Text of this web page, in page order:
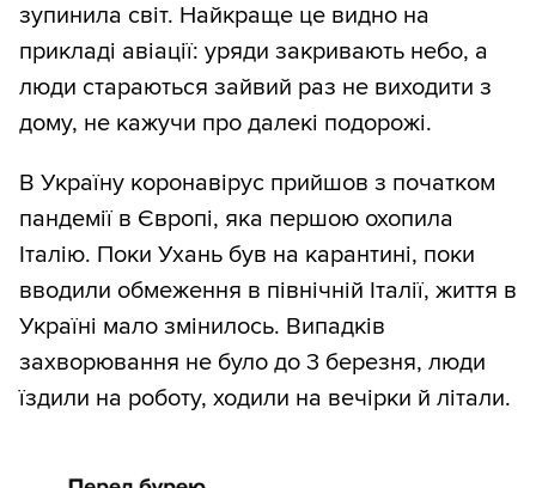
зупинила світ. Найкраще це видно на
прикладі авіації: уряди закривають небо, а
люди стараються зайвий раз не виходити з
дому, не кажучи про далекі подорожі.
В Україну коронавірус прийшов з початком
пандемії в Європі, яка першою охопила
Італію. Поки Ухань був на карантині, поки
вводили обмеження в північній Італії, життя в
Україні мало змінилось. Випадків
захворювання не було до 3 березня, люди
їздили на роботу, ходили на вечірки й літали.